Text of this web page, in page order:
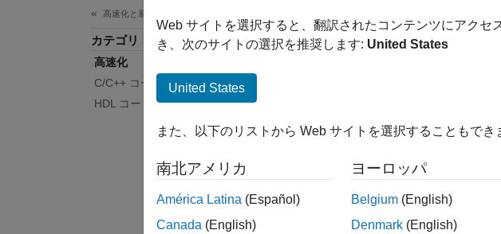
高速化と展開
カテゴリ
高速化
C/C++ コード生成
HDL コード生成
MATLAB® と Simulink®でのコ
プロトタイピング時にコードの
し、
gather(Parallel
クラウド上または複数の
Web サイトを選択すると、翻訳されたコンテンツにアク
き、次のサイトの選択を推奨します: United States
United States
また、以下のリストから Web サイトを選択することもでき
南北アメリカ
América Latina (Español)
Canada (English)
ヨーロッパ
Belgium (English)
Denmark (English)